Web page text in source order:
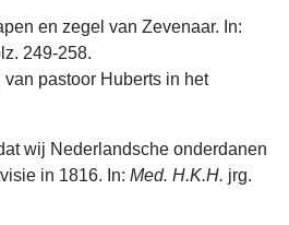
en zegel van Zevenaar. In:
249-258.
pastoor Huberts in het
wij Nederlandsche onderdanen
in 1816. In: Med. H.K.H. jrg.